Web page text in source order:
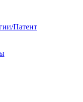
Патент